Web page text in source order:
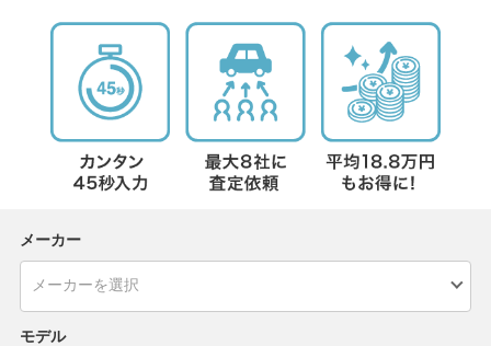
メーカー
モデル